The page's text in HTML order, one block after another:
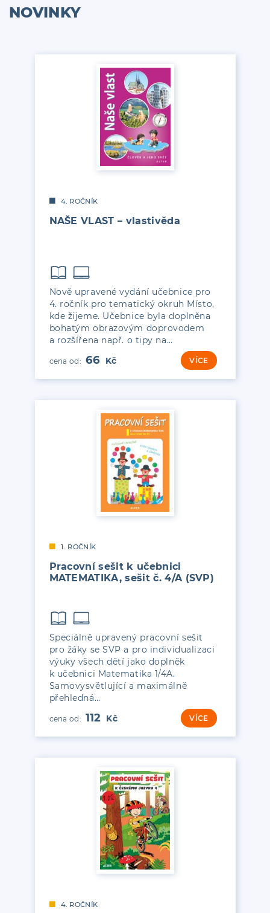
NOVINKY
4. ROČNÍK
NAŠE VLAST – vlastivěda
Nově upravené vydání učebnice pro
4. ročník pro tematický okruh Místo,
kde žijeme. Učebnice byla doplněna
bohatým obrazovým doprovodem
a rozšířena např. o tipy na…
66 VÍCE
1. ROČNÍK
Pracovní sešit k učebnici
MATEMATIKA, sešit č. 4/A (SVP)
Speciálně upravený pracovní sešit
pro žáky se SVP a pro individualizaci
výuky všech dětí jako doplněk
k učebnici Matematika 1/4A.
Samovysvětlující a maximálně
přehledná…
112 VÍCE
4. ROČNÍK